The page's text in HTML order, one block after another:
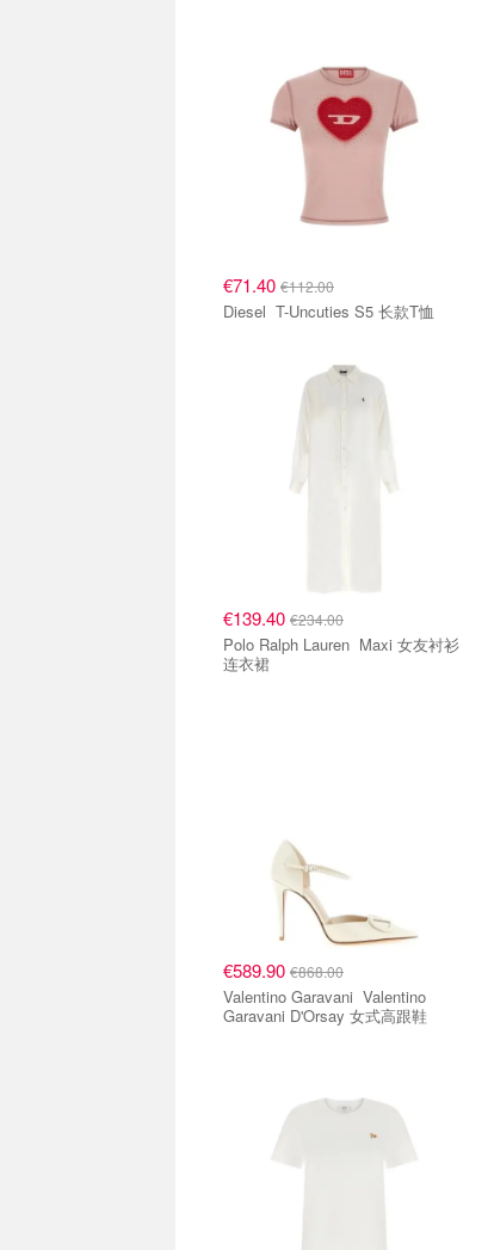
€71.40 €112.00
Diesel T-Uncuties S5 长款T恤
€139.40 €234.00
Polo Ralph Lauren Maxi 女友衬衫
连衣裙
€589.90 €868.00
Valentino Garavani Valentino
Garavani D'Orsay 女式高跟鞋